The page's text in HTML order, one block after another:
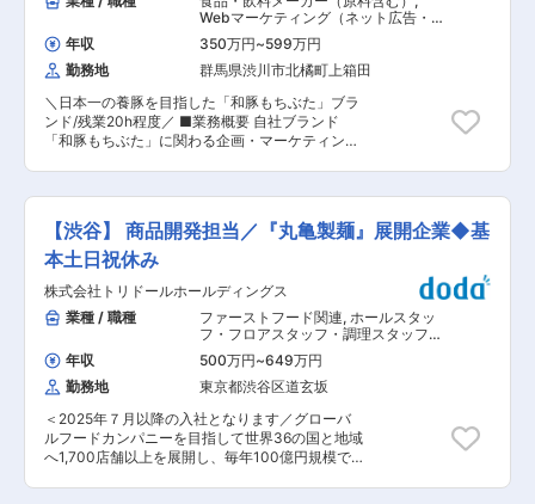
を決めていきます。 ■職場の雰囲気： 社員の平
均勤続年数16年、平均年齢39歳。定年まで勤める
社員が多い会社です。人当たりが良く、居心地が
良い環境です。社員同士の距離感も近く、分から
ないことがあれば相談できる環境です。 ■働く環
境： ◇年間休日121日、残業月平均10時間となっ
ており、基本的に定時退社することが多いです。
◇マイカー通勤可・無料駐車場あり・更衣室あ
り・個人ロッカー完備・食堂あり、約20種類の弁
のゼラチンが使われております。またホットドッ
グや絵が書いてあるソーセージなども、ほとんど
が自社で製造されているものです。それ以外にも
皮革関連事業やバイオ関連製品など幅広く事業を
展開しており、安定感があります。 ■当社につい
て： 皮革製造にはじまり、ゼラチンの開発、当社
独自のコラーゲン抽出技術によるコラーゲンペプ
チド及びコラーゲン・ケーシング（ソーセージの
皮）の製品化、再生医療分野への進出等、時代の
変遷とともに新規事業の創出に挑戦し続けていま
す。 変更の範囲：会社の定める業務
Webマーケティング（ネット広告・販
促PRなど） マーケティング・広報アシ
スタント 製品開発（食品原料・機能性
素材物質原料） 製品開発（食品アプリ
年収 350万円~599万円
勤務地
群馬県渋川市北橘町上箱田
＼日本一の養豚を目指した「和豚もちぶた」ブラ
ンド/残業20h程度／ ■業務概要 自社ブランド
「和豚もちぶた」に関わる企画・マーケティング
工・販売まで一貫して行いブランドづくりを続け
ています。 本ポジションでは単なる商品開発では
なく 「どんな価値を、誰に、どのように届ける
か」 を考えながらブランドづくりに携わっていた
だきます。 SNS運用やECサイト企画、販促設
計、商品企画、パッケージデザインなどを通じて
ブランドの認知拡大やファンづくりを推進してい
ただくポジションです。 ■担当業務詳細 ・ブラ
ンド戦略、販促施策の企画立案 ・SNS運用、コン
テンツ企画、情報発信 ・ECサイトの販促企画、
分析、改善施策の立案 ・新商品、ギフト商品の企
画開発 ・パッケージデザインや販促物のディレク
ション ・イベント、催事、コラボ企画の立案・運
営 ・売上分析、マーケティング分析 ・広告施策
の企画運用 ・社内外との調整、プロジェクト推進
※食品の商品開発経験をお持ちの方は、商品開発
【渋谷】 商品開発担当／『丸亀製麺』展開企業◆基
本土日祝休み
株式会社トリドールホールディングス
業種 / 職種
ファーストフード関連, ホールスタッ
フ・フロアスタッフ・調理スタッフ
（飲食） 製品開発（食品メニュー開
発・中食・外食）
年収 500万円~649万円
勤務地
東京都渋谷区道玄坂
＜2025年７月以降の入社となります／グローバ
ルフードカンパニーを目指して世界36の国と地域
へ1,700店舗以上を展開し、毎年100億円規模で